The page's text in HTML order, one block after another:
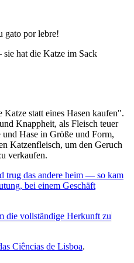
gato por lebre!
hat die Katze im Sack
statt eines Hasen kaufen".
Knappheit, als Fleisch teuer
Hase in Größe und Form,
Katzenfleisch, um den Geruch
verkaufen.
trug das andere heim — so kam
bei einem Geschäft
die vollständige Herkunft zu
Ciências de Lisboa.